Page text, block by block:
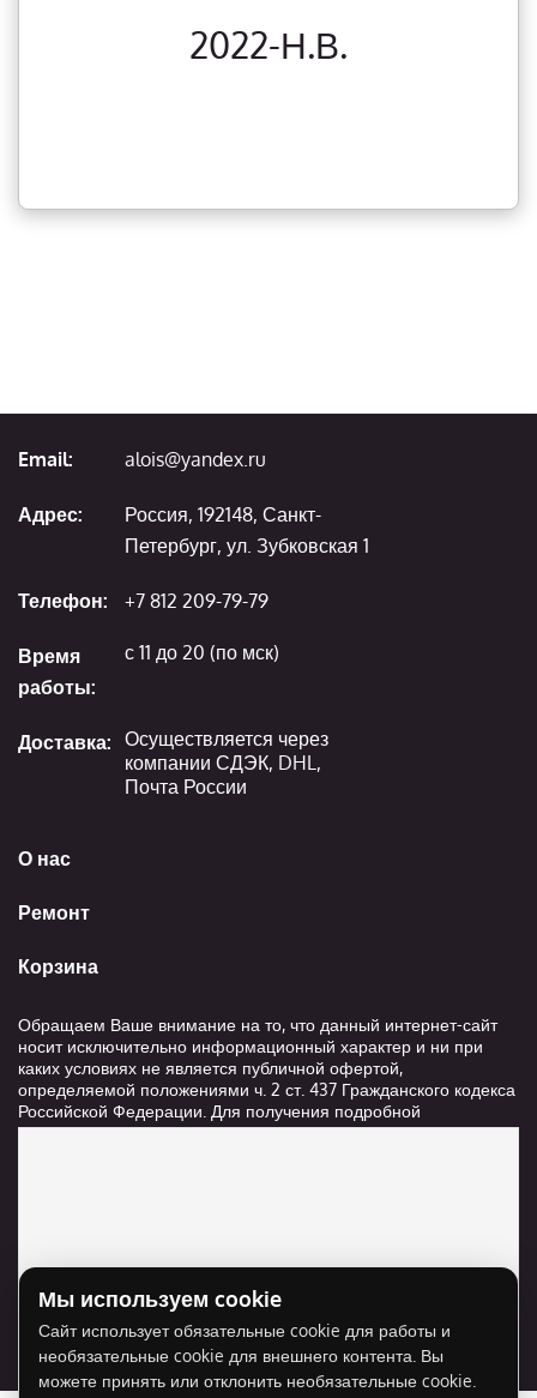
2022-Н.В.
О нас
Ремонт
Корзина
Email: alois@yandex.ru
Адрес:
Россия, 192148, Санкт-
Петербург, ул. Зубковская 1
Телефон: +7 812 209-79-79
Время
работы:
с 11 до 20 (по мск)
Доставка: Осуществляется через
компании СДЭК, DHL,
Почта России
Обращаем Ваше внимание на то, что данный интернет-сайт
носит исключительно информационный характер и ни при
каких условиях не является публичной офертой,
определяемой положениями ч. 2 ст. 437 Гражданского кодекса
Российской Федерации. Для получения подробной
информации о стоимости и сроках выполнения услуг,
Для отображения карты нужно разрешить
использование cookie для внешнего контента.
Разрешить cookie
Мы используем cookie
Сайт использует обязательные cookie для работы и
необязательные cookie для внешнего контента. Вы
можете принять или отклонить необязательные cookie.